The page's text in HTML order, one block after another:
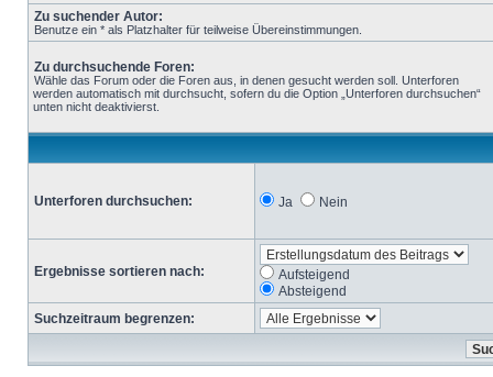
Zu suchender Autor:
Benutze ein * als Platzhalter für teilweise Übereinstimmungen.
Zu durchsuchende Foren:
Wähle das Forum oder die Foren aus, in denen gesucht werden soll. Unterforen
werden automatisch mit durchsucht, sofern du die Option „Unterforen durchsuchen“
unten nicht deaktivierst.
Unterforen durchsuchen: Ja Nein
Ergebnisse sortieren nach:
Aufsteigend
Absteigend
Suchzeitraum begrenzen: